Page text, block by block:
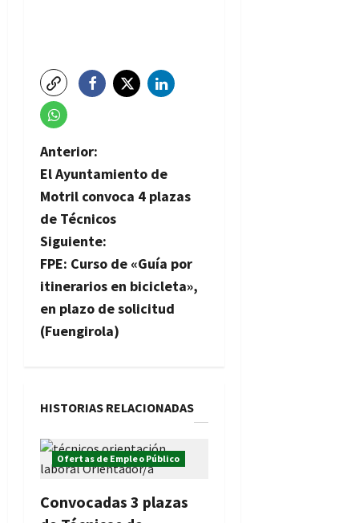
N
a
v
e
g
a
n
d
Anterior:
El Ayuntamiento de
Motril convoca 4 plazas
de Técnicos
Siguiente:
FPE: Curso de «Guía por
itinerarios en bicicleta»,
en plazo de solicitud
(Fuengirola)
HISTORIAS RELACIONADAS
Ofertas de Empleo Público
Convocadas 3 plazas